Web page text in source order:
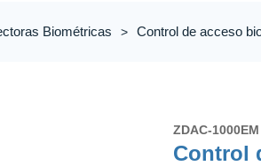
Biométricas Control de acceso
ZDAC-1000EM
Control